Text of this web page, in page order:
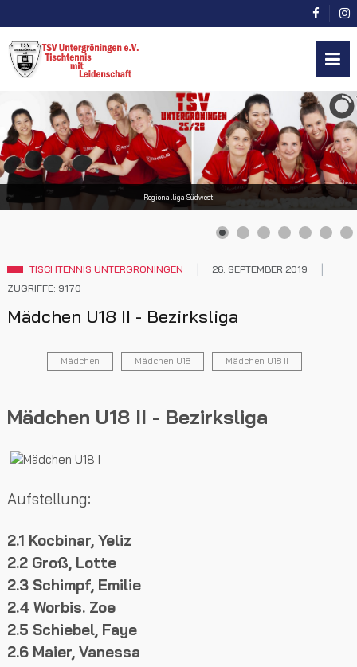
Regionalliga Südwest
TISCHTENNIS UNTERGRÖNINGEN
26. SEPTEMBER 2019
ZUGRIFFE: 9170
Mädchen U18 II - Bezirksliga
Mädchen Mädchen U18 Mädchen U18 II
Mädchen U18 II - Bezirksliga
Aufstellung:
2.1 Kocbinar, Yeliz
2.2 Groß, Lotte
2.3 Schimpf, Emilie
2.4 Worbis. Zoe
2.5 Schiebel, Faye
2.6 Maier, Vanessa